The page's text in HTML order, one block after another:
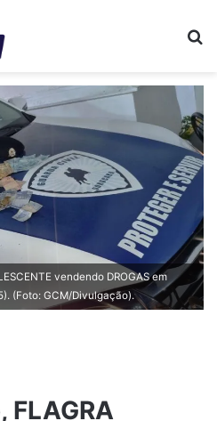
vendendo DROGAS em
(Foto: GCM/Divulgação).
FLAGRA